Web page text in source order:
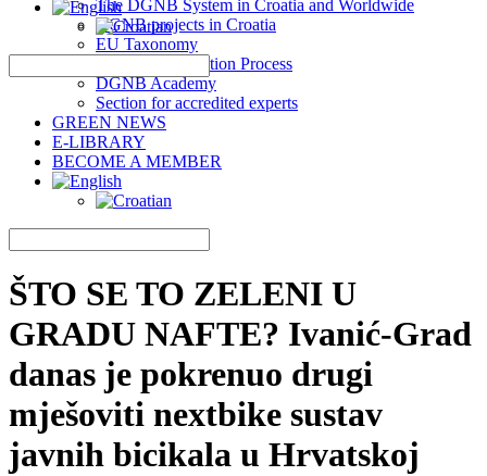
The DGNB System in Croatia and Worldwide
DGNB projects in Croatia
EU Taxonomy
DGNB Certification Process
DGNB Academy
Section for accredited experts
GREEN NEWS
E-LIBRARY
BECOME A MEMBER
ŠTO SE TO ZELENI U
GRADU NAFTE? Ivanić-Grad
danas je pokrenuo drugi
mješoviti nextbike sustav
javnih bicikala u Hrvatskoj